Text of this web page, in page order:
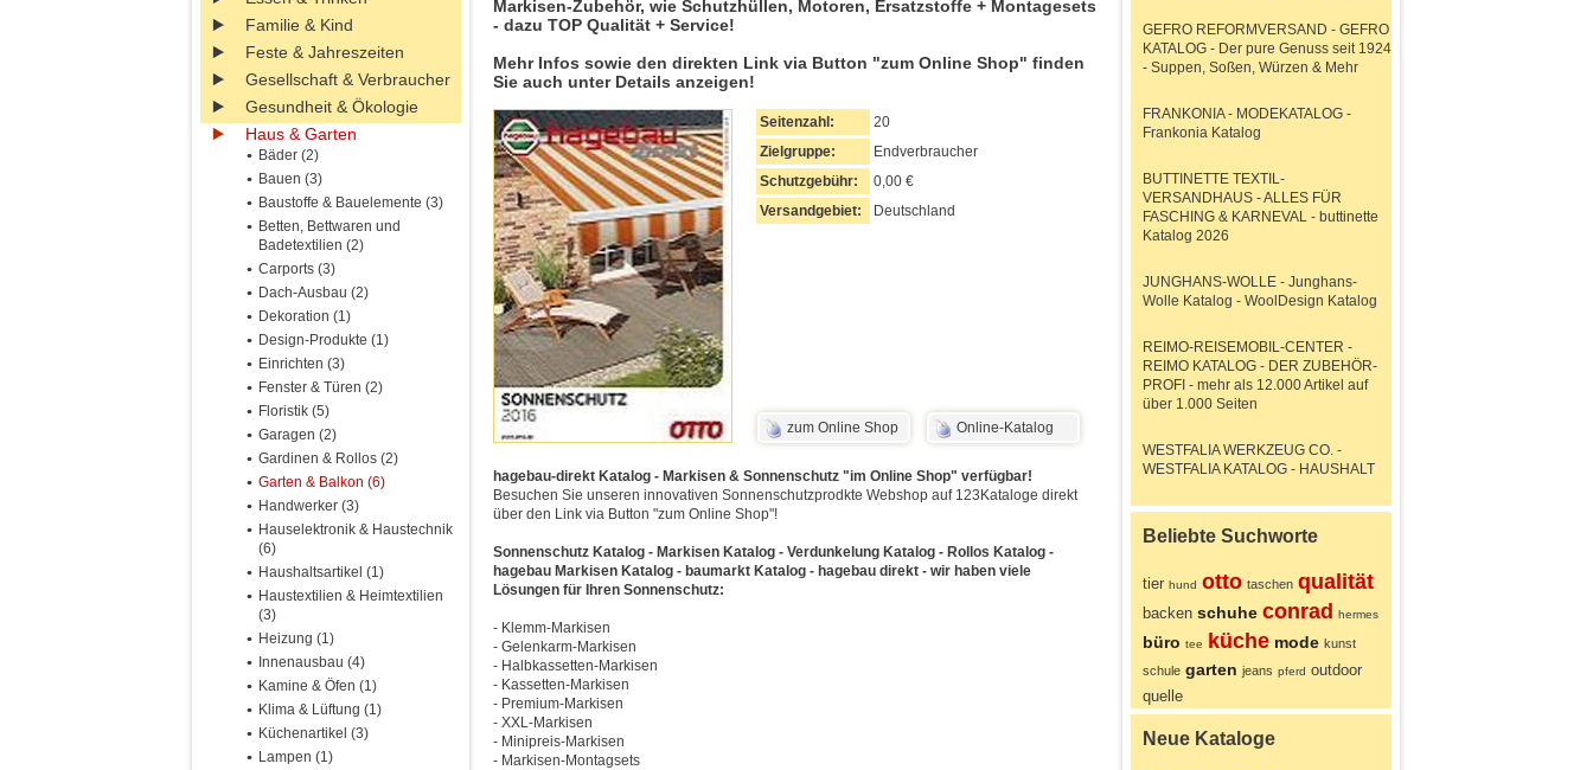
Familie & Kind
Feste & Jahreszeiten
Gesellschaft & Verbraucher
Gesundheit & Ökologie
Haus & Garten
Bäder (2)
Bauen (3)
Baustoffe & Bauelemente (3)
Betten, Bettwaren und
Badetextilien (2)
Carports (3)
Dach-Ausbau (2)
Dekoration (1)
Design-Produkte (1)
Einrichten (3)
Fenster & Türen (2)
Floristik (5)
Garagen (2)
Gardinen & Rollos (2)
Garten & Balkon (6)
Handwerker (3)
Hauselektronik & Haustechnik
(6)
Haushaltsartikel (1)
Haustextilien & Heimtextilien
(3)
Heizung (1)
Innenausbau (4)
Kamine & Öfen (1)
Klima & Lüftung (1)
Küchenartikel (3)
Lampen (1)
Markisen-Zubehör, wie Schutzhüllen, Motoren, Ersatzstoffe + Montagesets
- dazu TOP Qualität + Service!
Mehr Infos sowie den direkten Link via Button "zum Online Shop" finden
Sie auch unter Details anzeigen!
Seitenzahl:
20
Zielgruppe:
Endverbraucher
Schutzgebühr:
0,00 €
Versandgebiet:
Deutschland
zum Online Shop Online-Katalog
hagebau-direkt Katalog - Markisen & Sonnenschutz "im Online Shop" verfügbar!
Besuchen Sie unseren innovativen Sonnenschutzprodkte Webshop auf 123Kataloge direkt
über den Link via Button "zum Online Shop"!
Sonnenschutz Katalog - Markisen Katalog - Verdunkelung Katalog - Rollos Katalog -
hagebau Markisen Katalog - baumarkt Katalog - hagebau direkt - wir haben viele
Lösungen für Ihren Sonnenschutz:
- Klemm-Markisen
- Gelenkarm-Markisen
- Halbkassetten-Markisen
- Kassetten-Markisen
- Premium-Markisen
- XXL-Markisen
- Minipreis-Markisen
- Markisen-Montagsets
GEFRO REFORMVERSAND - GEFRO
KATALOG - Der pure Genuss seit 1924
- Suppen, Soßen, Würzen & Mehr
FRANKONIA - MODEKATALOG -
Frankonia Katalog
BUTTINETTE TEXTIL-
VERSANDHAUS - ALLES FÜR
FASCHING & KARNEVAL - buttinette
Katalog 2026
JUNGHANS-WOLLE - Junghans-
Wolle Katalog - WoolDesign Katalog
REIMO-REISEMOBIL-CENTER -
REIMO KATALOG - DER ZUBEHÖR-
PROFI - mehr als 12.000 Artikel auf
über 1.000 Seiten
WESTFALIA WERKZEUG CO. -
WESTFALIA KATALOG - HAUSHALT
Beliebte Suchworte
tier hund otto taschen qualität
backen schuhe conrad hermes
büro tee küche mode kunst
schule garten jeans pferd outdoor
quelle
Neue Kataloge